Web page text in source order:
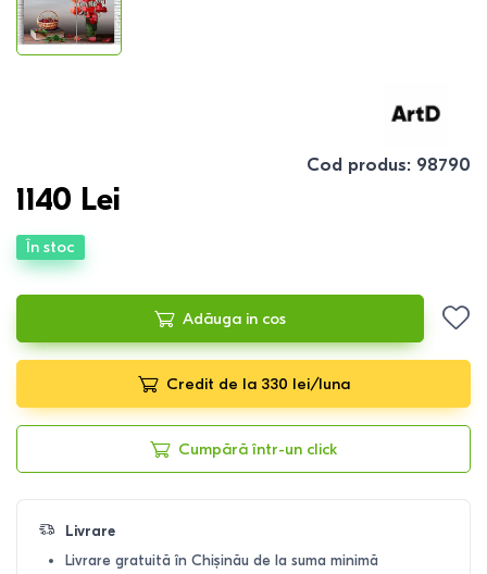
Cod produs: 98790
1140 Lei
În stoc
Adăuga in cos
Credit de la 330 lei/luna
Cumpără într-un click
Livrare
Livrare gratuită în Chișinău de la suma minimă